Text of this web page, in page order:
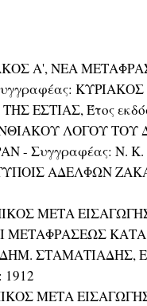
Α', ΝΕΑ
ΕΣΤΙΑΣ, Έτος
ΛΟΓΟΥ
- Συγγραφέας: Ν.
ΤΥΠΟΙΣ ΑΔΕΛΦΩΝ
ΜΕΤΑ
ΜΕΤΑΦΡΑΣΕΩΣ
ΣΤΑΜΑΤΙΑΔΗΣ,
1912
ΜΕΤΑ